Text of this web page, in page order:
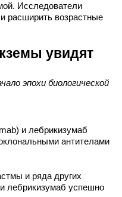
Исследователи
расширить возрастные
увидят
эпохи биологической
и лебрикизумаб
антителами
и ряда других
лебрикизумаб успешно